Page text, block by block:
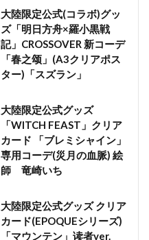
大陸限定公式(コラボ)グッ
ズ「明日方舟×羅小黒戦
記」CROSSOVER 新コーデ
「春之颂」(A3クリアポス
ター)「スズラン」
大陸限定公式グッズ
「WITCH FEAST」クリア
カード 「ブレミシャイン」
専用コーデ(災月の血脈) 絵
師 竜崎いち
大陸限定公式グッズ クリア
カード(EPOQUEシリーズ)
「マウンテン」读者ver.